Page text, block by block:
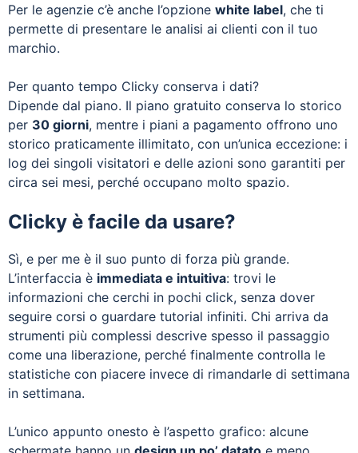
Per le agenzie c’è anche l’opzione white label, che ti
permette di presentare le analisi ai clienti con il tuo
marchio.
Per quanto tempo Clicky conserva i dati?
Dipende dal piano. Il piano gratuito conserva lo storico
per 30 giorni, mentre i piani a pagamento offrono uno
storico praticamente illimitato, con un’unica eccezione: i
log dei singoli visitatori e delle azioni sono garantiti per
circa sei mesi, perché occupano molto spazio.
Clicky è facile da usare?
Sì, e per me è il suo punto di forza più grande.
L’interfaccia è immediata e intuitiva: trovi le
informazioni che cerchi in pochi click, senza dover
seguire corsi o guardare tutorial infiniti. Chi arriva da
strumenti più complessi descrive spesso il passaggio
come una liberazione, perché finalmente controlla le
statistiche con piacere invece di rimandarle di settimana
in settimana.
L’unico appunto onesto è l’aspetto grafico: alcune